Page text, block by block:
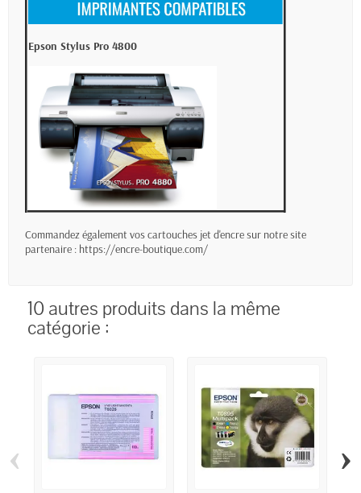
Epson Stylus Pro 4800
Commandez également vos cartouches jet d'encre sur notre site
partenaire : https://encre-boutique.com/
10 autres produits dans la même
catégorie :
‹ ›